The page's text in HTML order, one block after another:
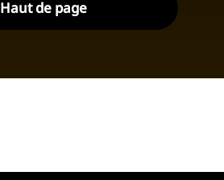
Haut de page